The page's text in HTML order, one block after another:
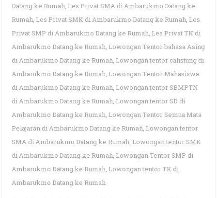
Datang ke Rumah, Les Privat SMA di Ambarukmo Datang ke
Rumah, Les Privat SMK di Ambarukmo Datang ke Rumah, Les
Privat SMP di Ambarukmo Datang ke Rumah, Les Privat TK di
Ambarukmo Datang ke Rumah, Lowongan Tentor bahasa Asing
di Ambarukmo Datang ke Rumah, Lowongan tentor calistung di
Ambarukmo Datang ke Rumah, Lowongan Tentor Mahasiswa
di Ambarukmo Datang ke Rumah, Lowongan tentor SBMPTN
di Ambarukmo Datang ke Rumah, Lowongan tentor SD di
Ambarukmo Datang ke Rumah, Lowongan Tentor Semua Mata
Pelajaran di Ambarukmo Datang ke Rumah, Lowongan tentor
SMA di Ambarukmo Datang ke Rumah, Lowongan tentor SMK
di Ambarukmo Datang ke Rumah, Lowongan Tentor SMP di
Ambarukmo Datang ke Rumah, Lowongan tentor TK di
Ambarukmo Datang ke Rumah